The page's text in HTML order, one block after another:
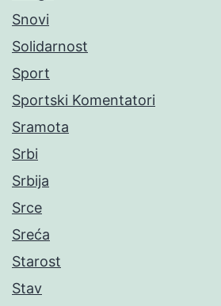
Snovi
Solidarnost
Sport
Sportski Komentatori
Sramota
Srbi
Srbija
Srce
Sreća
Starost
Stav